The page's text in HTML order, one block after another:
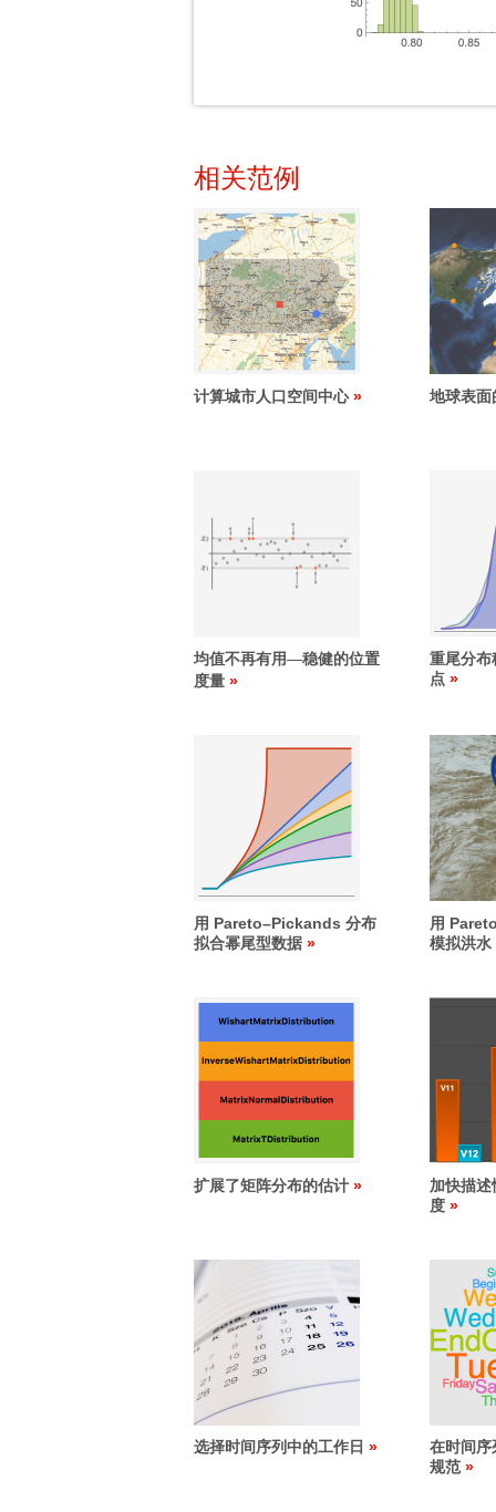
相关范例
计算城市人口空间中心 地球表面
均值不再有用—稳健的位置
度量
重尾分布
点
用 Pareto–Pickands 分布
拟合幂尾型数据
用
模拟洪水
扩展了矩阵分布的估计
加快描
度
选择时间序列中的工作日
在时间序
规范